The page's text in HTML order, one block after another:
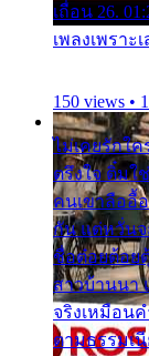
เถื่อน 26.
เพลงเพราะ
150 views •
ไม่เคยรักใ
ตรึงใจ ติ๋มใ
คนเขาลืออื้
กัน แต่หวั่น
ชื่อต๋อยต้อย
สาวบ้านนา
จริงเหมือน
ตามธรรมเ